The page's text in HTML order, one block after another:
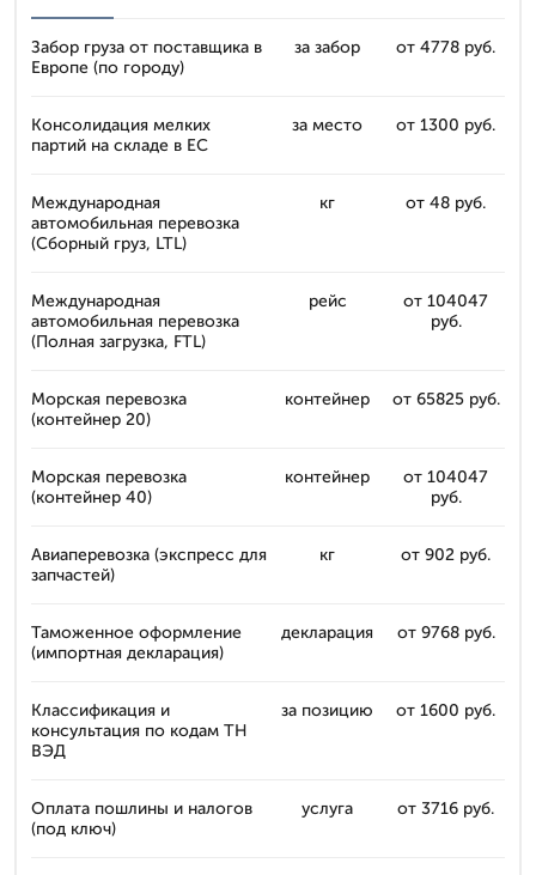
Забор груза от поставщика в
Европе (по городу)
за забор от 4778 руб.
Консолидация мелких
партий на складе в ЕС
за место от 1300 руб.
Международная
автомобильная перевозка
(Сборный груз, LTL)
кг от 48 руб.
Международная
автомобильная перевозка
(Полная загрузка, FTL)
рейс
от 104047
руб.
Морская перевозка
(контейнер 20)
контейнер от 65825 руб.
Морская перевозка
(контейнер 40)
контейнер
от 104047
руб.
Авиаперевозка (экспресс для
запчастей)
кг от 902 руб.
Таможенное оформление
(импортная декларация)
декларация от 9768 руб.
Классификация и
консультация по кодам ТН
ВЭД
за позицию от 1600 руб.
Оплата пошлины и налогов
(под ключ)
услуга от 3716 руб.